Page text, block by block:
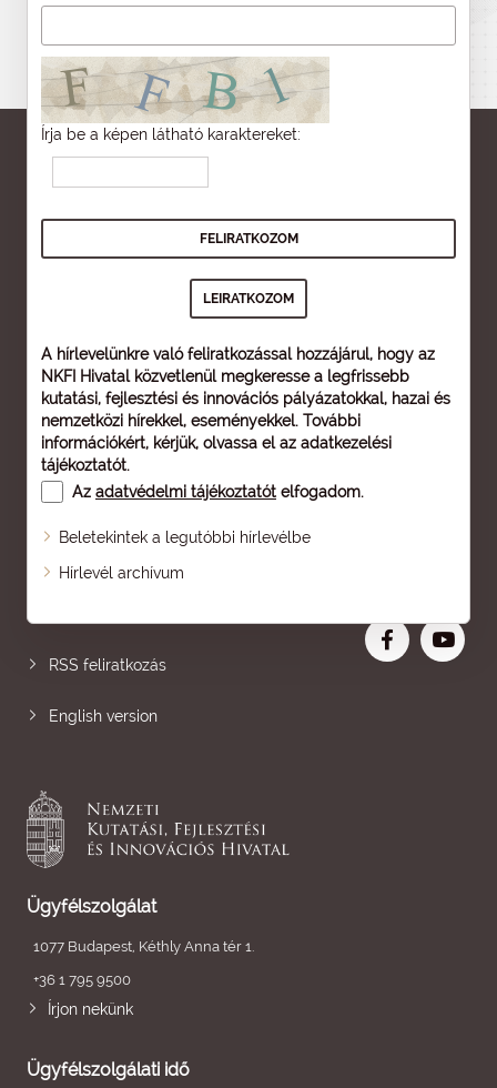
Írja be a képen látható karaktereket:
A hírlevelünkre való feliratkozással hozzájárul, hogy az
NKFI Hivatal közvetlenül megkeresse a legfrissebb
kutatási, fejlesztési és innovációs pályázatokkal, hazai és
nemzetközi hírekkel, eseményekkel. További
információkért, kérjük, olvassa el az adatkezelési
tájékoztatót.
Az adatvédelmi tájékoztatót elfogadom.
Beletekintek a legutóbbi hírlevélbe
Hírlevél archívum
Oldaltérkép
RSS feliratkozás
English version
Ügyfélszolgálat
1077 Budapest, Kéthly Anna tér 1.
+36 1 795 9500
Írjon nekünk
Ügyfélszolgálati idő